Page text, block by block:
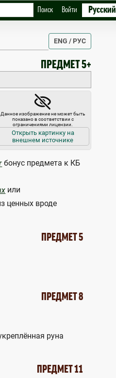
Поиск Войти Русский
ENG / РУС
ПРЕДМЕТ 5+
Данное изображение не может быть
показано в соответствии с
ограничениями лицензии.
Открыть картинку на
внешнем источнике
бонус предмета к КБ
или
ценных вроде
ПРЕДМЕТ 5
ПРЕДМЕТ 8
руна
ПРЕДМЕТ 11